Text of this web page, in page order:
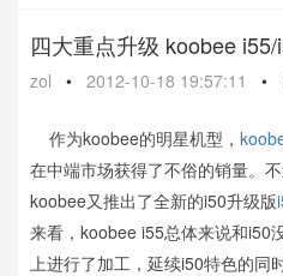
四大重点升级 koobee
zol • 2012-10-18 19:57:11 •
作为koobee的明星机型，
在中端市场获得了不俗的销量。
koobee又推出了全新的i50升级版
来看，koobee i55总体来说和i50
上进行了加工，延续i50特色的同